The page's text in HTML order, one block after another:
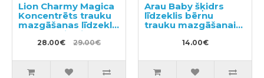
Lion Charmy Magica
Koncentrēts trauku
mazgāšanas līdzeklis
220ml + pildviela
880ml28.00€ 29.00€
Arau Baby šķidrs
līdzeklis bērnu
trauku mazgāšanai
14.00€